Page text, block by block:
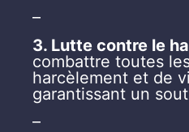
–
3. Lutte contre le
combattre toutes
harcèlement et de
garantissant un
–